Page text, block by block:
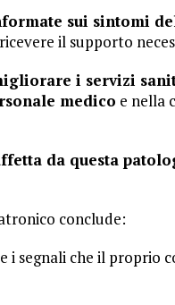
sui sintomi
il supporto
i servizi
medico e nella
da questa
conclude:
segnali che il proprio